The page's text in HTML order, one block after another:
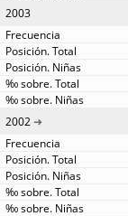
2003
2002